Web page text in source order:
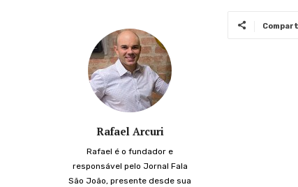
Rafael Arcuri
Rafael é o fundador e
responsável pelo Jornal Fala
São João, presente desde sua